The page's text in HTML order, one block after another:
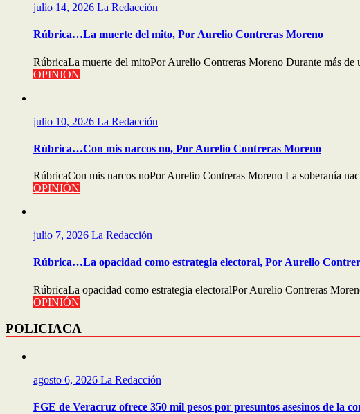
julio 14, 2026 La Redacción
Rúbrica…La muerte del mito, Por Aurelio Contreras Moreno
RúbricaLa muerte del mitoPor Aurelio Contreras Moreno Durante más de
OPINIÓN
julio 10, 2026 La Redacción
Rúbrica…Con mis narcos no, Por Aurelio Contreras Moreno
RúbricaCon mis narcos noPor Aurelio Contreras Moreno La soberanía
OPINIÓN
julio 7, 2026 La Redacción
Rúbrica…La opacidad como estrategia electoral, Por Aurelio
RúbricaLa opacidad como estrategia electoralPor Aurelio Contreras
OPINIÓN
POLICIACA
agosto 6, 2026 La Redacción
FGE de Veracruz ofrece 350 mil pesos por presuntos asesinos de la